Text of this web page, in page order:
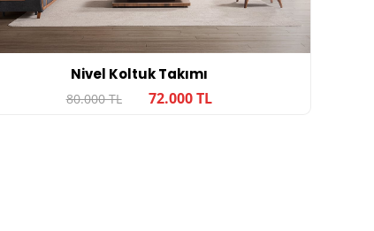
Nivel Koltuk Takımı
80.000 TL 72.000 TL